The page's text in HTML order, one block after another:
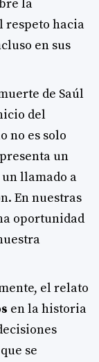
la
respeto hacia
en sus
de Saúl
del
no es solo
un
llamado a
En nuestras
oportunidad
el relato
en la historia
se